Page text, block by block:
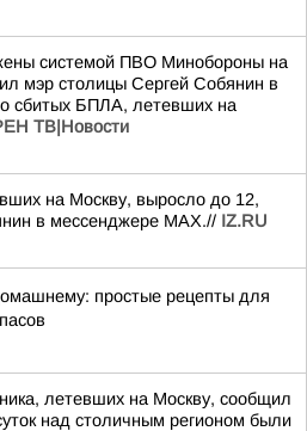
системой ПВО Минобороны на
мэр столицы Сергей Собянин в
сбитых БПЛА, летевших на
ТВ|Новости
на Москву, выросло до 12,
в мессенджере MAX.// IZ.RU
простые рецепты для
летевших на Москву, сообщил
над столичным регионом были